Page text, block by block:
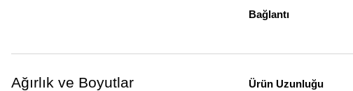
Bağlantı
Ağırlık ve Boyutlar Ürün Uzunluğu